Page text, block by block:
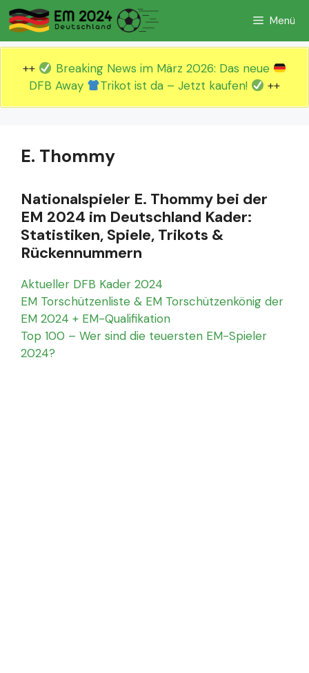
Zum
Inhalt
springen
Menü
++
Breaking News im März 2026: Das neue
DFB Away
Trikot ist da – Jetzt kaufen! ++
E. Thommy
Nationalspieler E. Thommy bei der
EM 2024 im Deutschland Kader:
Statistiken, Spiele, Trikots &
Rückennummern
Aktueller DFB Kader 2024
EM Torschützenliste & EM Torschützenkönig der
EM 2024 + EM-Qualifikation
Top 100 – Wer sind die teuersten EM-Spieler
2024?